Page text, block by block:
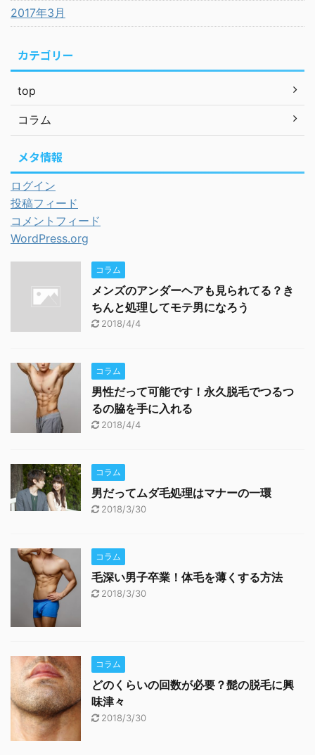
2017年3月
カテゴリー
top
コラム
メタ情報
ログイン
投稿フィード
コメントフィード
WordPress.org
コラム
メンズのアンダーヘアも見られてる？き
ちんと処理してモテ男になろう
2018/4/4
コラム
男性だって可能です！永久脱毛でつるつ
るの脇を手に入れる
2018/4/4
コラム
男だってムダ毛処理はマナーの一環
2018/3/30
コラム
毛深い男子卒業！体毛を薄くする方法
2018/3/30
コラム
どのくらいの回数が必要？髭の脱毛に興
味津々
2018/3/30